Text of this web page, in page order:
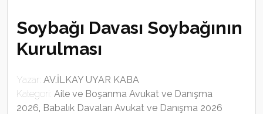
Soybağı Davası Soybağının
Kurulması
Yazar: AV.İLKAY UYAR KABA
Kategori: Aile ve Boşanma Avukat ve Danışma
2026, Babalık Davaları Avukat ve Danışma 2026